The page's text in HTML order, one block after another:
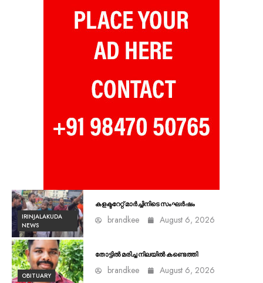
IRINJALAKUDA
NEWS
കളക്ടറേറ്റ് മാർച്ചിനിടെ സംഘർഷം
brandkee August 6, 2026
OBITUARY
തോട്ടിൽ മരിച്ച നിലയിൽ കണ്ടെത്തി
brandkee August 6, 2026